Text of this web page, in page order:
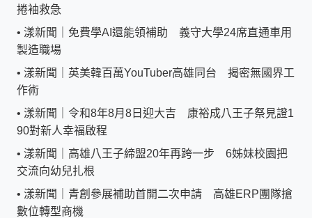
捲袖救急
• 漾新聞｜免費學AI還能領補助 義守大學24席直通車用
製造職場
• 漾新聞｜英美韓百萬YouTuber高雄同台 揭密無國界工
作術
• 漾新聞｜令和8年8月8日迎大吉 康裕成八王子祭見證1
90對新人幸福啟程
• 漾新聞｜高雄八王子締盟20年再跨一步 6姊妹校園把
交流向幼兒扎根
• 漾新聞｜青創參展補助首開二次申請 高雄ERP團隊搶
數位轉型商機